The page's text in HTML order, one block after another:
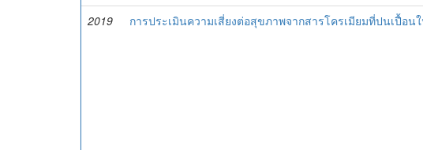
2019
การประเมินความเสี่ยงต่อสุขภาพจากสารโครเมียมที่ปนเปื้อน